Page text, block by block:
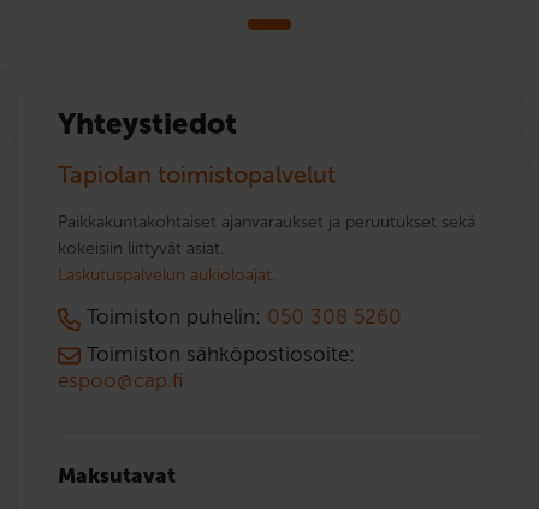
Yhteystiedot
Tapiolan toimistopalvelut
Paikkakuntakohtaiset ajanvaraukset ja peruutukset sekä
kokeisiin liittyvät asiat.
Laskutuspalvelun aukioloajat.
Toimiston puhelin: 050 308 5260
Toimiston sähköpostiosoite:
espoo@cap.fi
Maksutavat